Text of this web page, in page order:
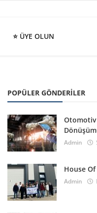
⭐ ÜYE OLUN
POPÜLER GÖNDERILER
Admin
House
Admin